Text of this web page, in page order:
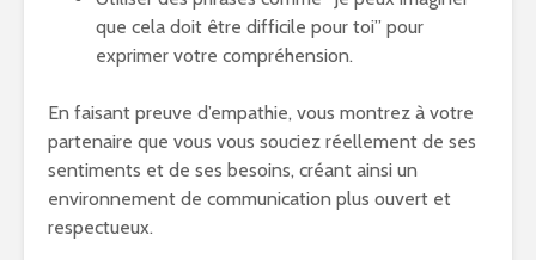
que cela doit être difficile pour toi” pour
exprimer votre compréhension.
En faisant preuve d’empathie, vous montrez à votre
partenaire que vous vous souciez réellement de ses
sentiments et de ses besoins, créant ainsi un
environnement de communication plus ouvert et
respectueux.